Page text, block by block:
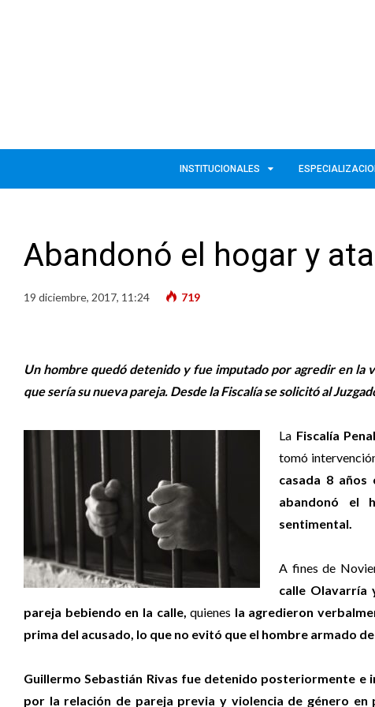
INSTITUCIONALES
Abandonó el hogar y
19 diciembre, 2017, 11:24 719
Un hombre quedó detenido y fue imputado por agredir en la
que sería su nueva pareja. Desde la Fiscalía se solicitó al
La Fiscalía
tomó
casada 8
abandonó el
sentimental.
A fines de
calle Olavarría
pareja bebiendo en la calle, quienes la agredieron
prima del acusado, lo que no evitó que el hombre armado
Guillermo Sebastián Rivas fue detenido posteriormente
por la relación de pareja previa y violencia de género